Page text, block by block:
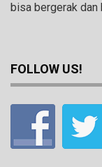
bisa bergerak
FOLLOW US!